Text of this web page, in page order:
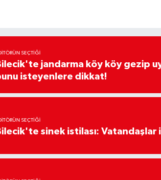
SEÇTIĞI
jandarma köy köy gezip
isteyenlere dikkat!
SEÇTIĞI
sinek istilası: Vatandaşlar